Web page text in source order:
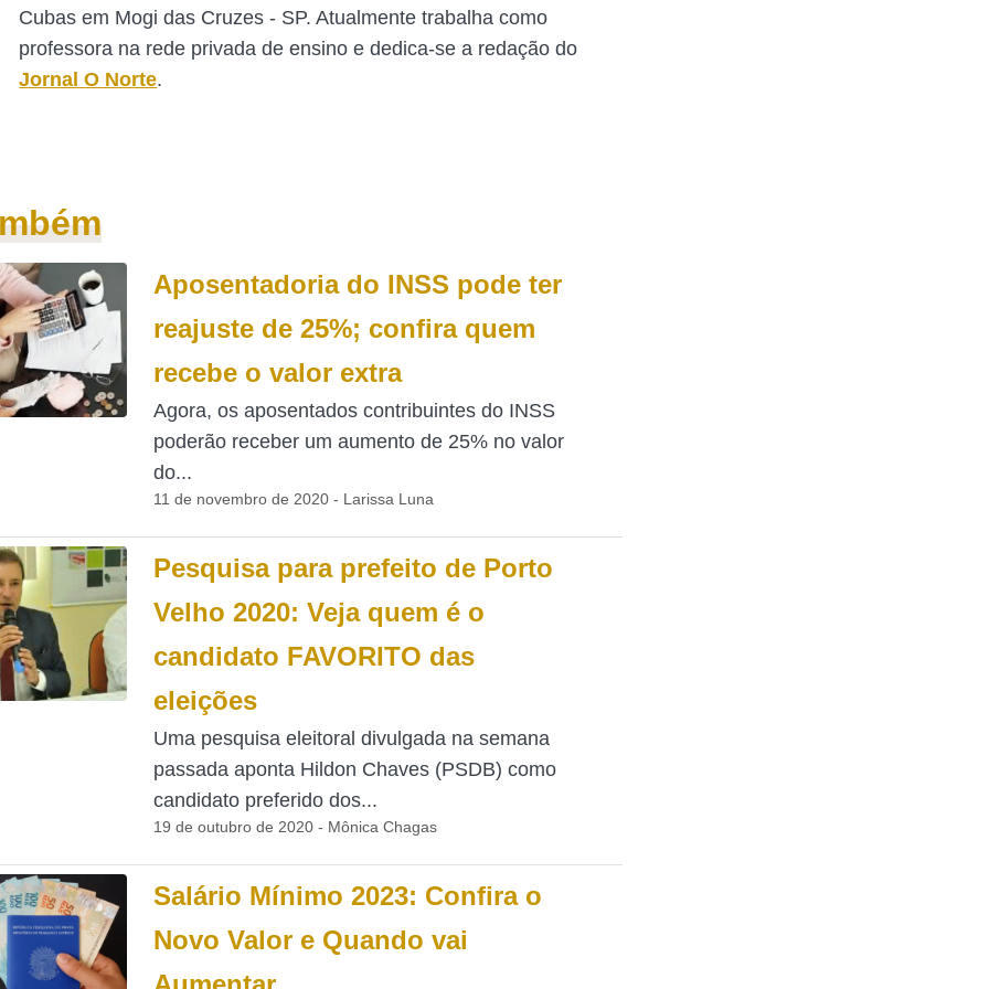
Cubas em Mogi das Cruzes - SP. Atualmente trabalha como
professora na rede privada de ensino e dedica-se a redação do
Jornal O Norte.
Aposentadoria do INSS pode ter
reajuste de 25%; confira quem
recebe o valor extra
Agora, os aposentados contribuintes do INSS
poderão receber um aumento de 25% no valor
do...
11 de novembro de 2020 - Larissa Luna
Pesquisa para prefeito de Porto
Velho 2020: Veja quem é o
candidato FAVORITO das
eleições
Uma pesquisa eleitoral divulgada na semana
passada aponta Hildon Chaves (PSDB) como
candidato preferido dos...
19 de outubro de 2020 - Mônica Chagas
Salário Mínimo 2023: Confira o
Novo Valor e Quando vai